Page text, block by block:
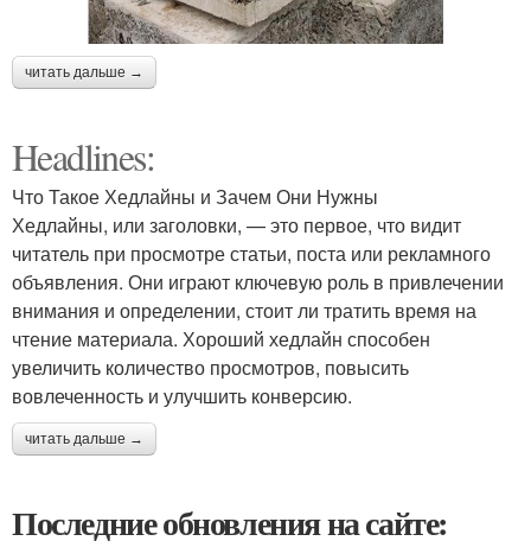
читать дальше →
Headlines:
Что Такое Хедлайны и Зачем Они Нужны
Хедлайны, или заголовки, — это первое, что видит
читатель при просмотре статьи, поста или рекламного
объявления. Они играют ключевую роль в привлечении
внимания и определении, стоит ли тратить время на
чтение материала. Хороший хедлайн способен
увеличить количество просмотров, повысить
вовлеченность и улучшить конверсию.
читать дальше →
Последние обновления на сайте: